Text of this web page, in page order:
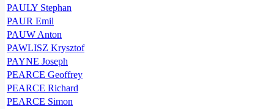
PAULY Stephan
PAUR Emil
PAUW Anton
PAWLISZ Krysztof
PAYNE Joseph
PEARCE Geoffrey
PEARCE Richard
PEARCE Simon